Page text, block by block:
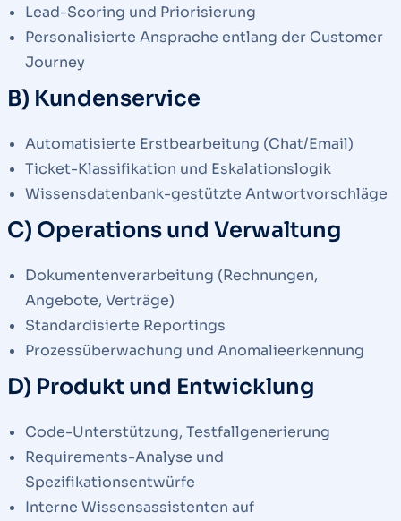
Lead-Scoring und Priorisierung
Personalisierte Ansprache entlang der Customer
Journey
B) Kundenservice
Automatisierte Erstbearbeitung (Chat/Email)
Ticket-Klassifikation und Eskalationslogik
Wissensdatenbank-gestützte Antwortvorschläge
C) Operations und Verwaltung
Dokumentenverarbeitung (Rechnungen,
Angebote, Verträge)
Standardisierte Reportings
Prozessüberwachung und Anomalieerkennung
D) Produkt und Entwicklung
Code-Unterstützung, Testfallgenerierung
Requirements-Analyse und
Spezifikationsentwürfe
Interne Wissensassistenten auf